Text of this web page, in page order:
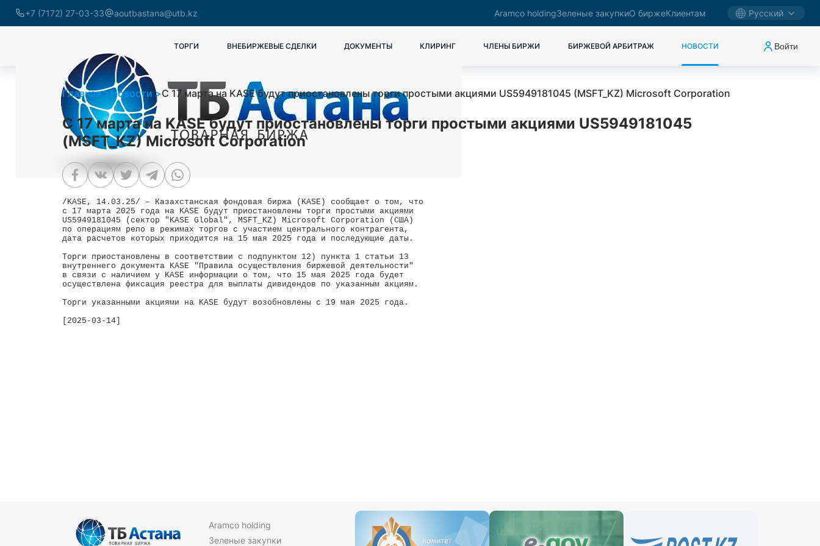
+7 (7172) 27-03-33 aoutbastana@utb.kz Aramco holdingЗеленые закупкиО биржеКлиентам Русский
ТОРГИ ВНЕБИРЖЕВЫЕ СДЕЛКИ ДОКУМЕНТЫ КЛИРИНГ ЧЛЕНЫ БИРЖИ БИРЖЕВОЙ АРБИТРАЖ НОВОСТИ Войти
Главная Новости С 17 марта на KASE будут приостановлены торги простыми акциями US5949181045 (MSFT_KZ) Microsoft Corporation
С 17 марта на KASE будут приостановлены торги простыми акциями US5949181045
(MSFT_KZ) Microsoft Corporation
/KASE, 14.03.25/ – Казахстанская фондовая биржа (KASE) сообщает о том, что
с 17 марта 2025 года на KASE будут приостановлены торги простыми акциями
US5949181045 (сектор "KASE Global", MSFT_KZ) Microsoft Corporation (США)
по операциям репо в режимах торгов с участием центрального контрагента,
дата расчетов которых приходится на 15 мая 2025 года и последующие даты.
Торги приостановлены в соответствии с подпунктом 12) пункта 1 статьи 13
внутреннего документа KASE "Правила осуществления биржевой деятельности"
в связи с наличием у KASE информации о том, что 15 мая 2025 года будет
осуществлена фиксация реестра для выплаты дивидендов по указанным акциям.
Торги указанными акциями на KASE будут возобновлены с 19 мая 2025 года.
[2025-03-14]
Aramco holding
Зеленые закупки